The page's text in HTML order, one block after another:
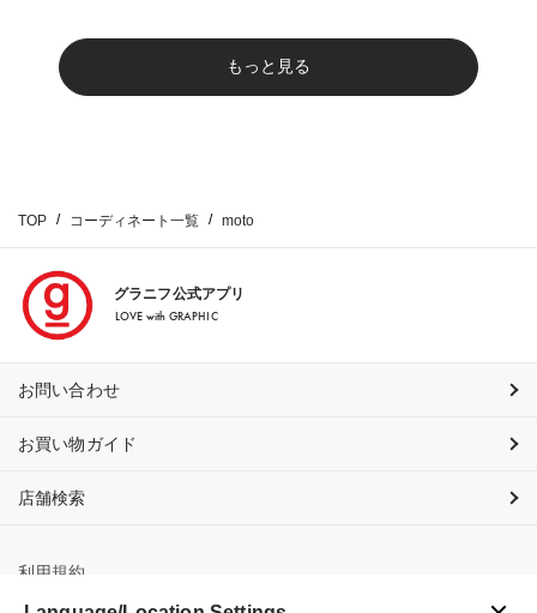
もっと見る
TOP コーディネート一覧 moto
グラニフ公式アプリ
LOVE with GRAPHIC
お問い合わせ
お買い物ガイド
店舗検索
利用規約